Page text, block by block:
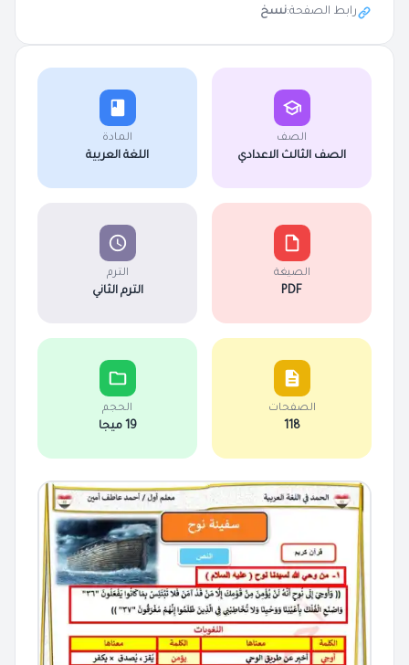
رابط الصفحة:نسخ
الصف
الصف الثالث الاعدادي
المادة
اللغة العربية
الصيغة
PDF
الترم
الترم الثاني
الصفحات
118
الحجم
19 ميجا